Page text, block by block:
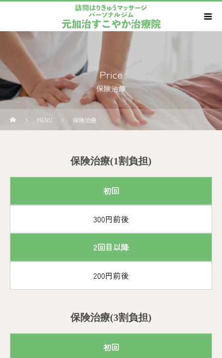
Price
保険治療
MENU 保険治療
保険治療(1割負担)
初回
300円前後
2回目以降
200円前後
保険治療(3割負担)
初回